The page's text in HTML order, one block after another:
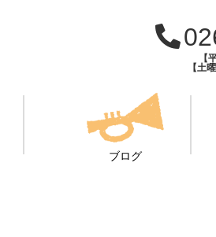
【
【土
ブログ